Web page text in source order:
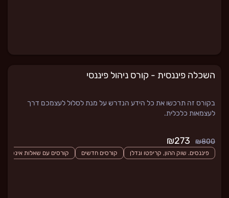
השכלה פיננסית - קורס ניהול פיננסי
בקורס זה תרכשו את כל הידע הנדרש על מנת לסלול לעצמכם דרך
לעצמאות כלכלית.
₪800
פיננסים. שוק ההון, קריפטו ונדלן קורסים חדשים קורסים עם שאלות